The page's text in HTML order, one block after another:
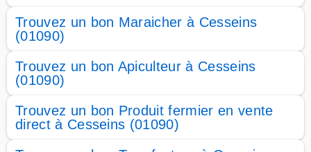
Trouvez un bon Maraicher à Cesseins
(01090)
Trouvez un bon Apiculteur à Cesseins
(01090)
Trouvez un bon Produit fermier en vente
direct à Cesseins (01090)